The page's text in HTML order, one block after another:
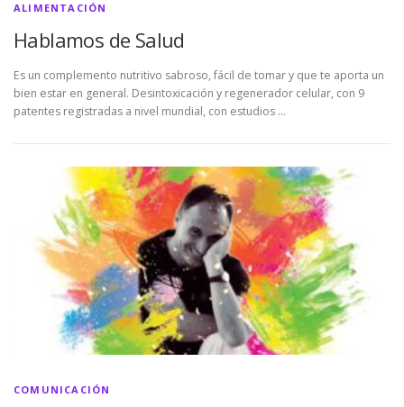
ALIMENTACIÓN
Hablamos de Salud
Es un complemento nutritivo sabroso, fácil de tomar y que te aporta un
bien estar en general. Desintoxicación y regenerador celular, con 9
patentes registradas a nivel mundial, con estudios …
COMUNICACIÓN